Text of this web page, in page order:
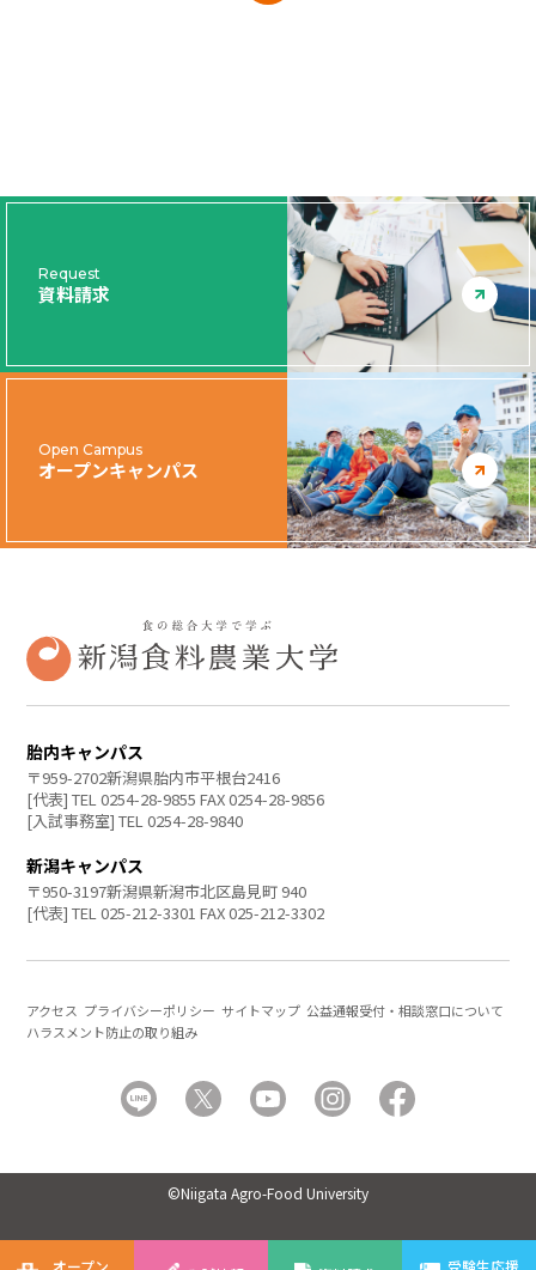
Request
資料請求
Open Campus
オープンキャンパス
胎内キャンパス
〒959-2702新潟県胎内市平根台2416
[代表] TEL 0254-28-9855 FAX 0254-28-9856
[入試事務室] TEL 0254-28-9840
新潟キャンパス
〒950-3197新潟県新潟市北区島見町 940
[代表] TEL 025-212-3301 FAX 025-212-3302
アクセス プライバシーポリシー サイトマップ 公益通報受付・相談窓口について
ハラスメント防止の取り組み
©Niigata Agro-Food University